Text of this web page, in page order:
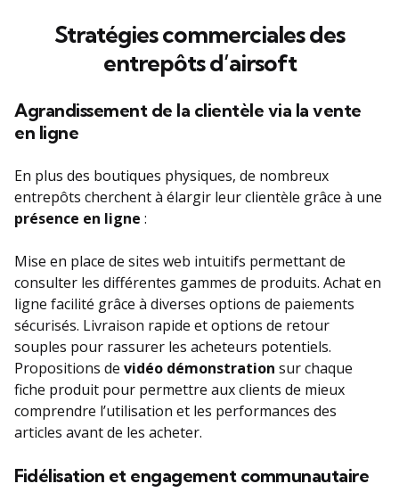
Stratégies commerciales des
entrepôts d’airsoft
Agrandissement de la clientèle via la vente
en ligne
En plus des boutiques physiques, de nombreux
entrepôts cherchent à élargir leur clientèle grâce à une
présence en ligne :
Mise en place de sites web intuitifs permettant de
consulter les différentes gammes de produits. Achat en
ligne facilité grâce à diverses options de paiements
sécurisés. Livraison rapide et options de retour
souples pour rassurer les acheteurs potentiels.
Propositions de vidéo démonstration sur chaque
fiche produit pour permettre aux clients de mieux
comprendre l’utilisation et les performances des
articles avant de les acheter.
Fidélisation et engagement communautaire